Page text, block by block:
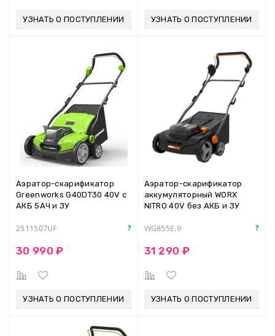
УЗНАТЬ О ПОСТУПЛЕНИИ УЗНАТЬ О ПОСТУПЛЕНИИ
Аэратор-скарификатор
Greenworks G40DT30 40V c
АКБ 5АЧ и ЗУ
2511507UF
30 990 ₽
УЗНАТЬ О ПОСТУПЛЕНИИ
Аэратор-скарификатор
аккумуляторный WORX
NITRO 40V без АКБ и ЗУ
WG855E.9
31 290 ₽
УЗНАТЬ О ПОСТУПЛЕНИИ